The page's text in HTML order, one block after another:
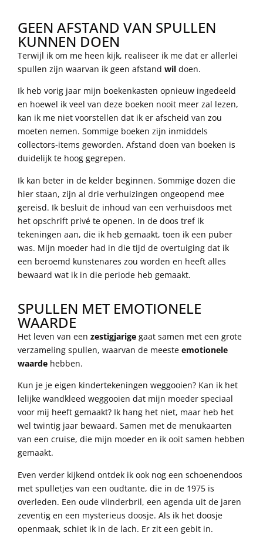
GEEN AFSTAND VAN SPULLEN
KUNNEN DOEN
Terwijl ik om me heen kijk, realiseer ik me dat er allerlei
spullen zijn waarvan ik geen afstand wil doen.
Ik heb vorig jaar mijn boekenkasten opnieuw ingedeeld
en hoewel ik veel van deze boeken nooit meer zal lezen,
kan ik me niet voorstellen dat ik er afscheid van zou
moeten nemen. Sommige boeken zijn inmiddels
collectors-items geworden. Afstand doen van boeken is
duidelijk te hoog gegrepen.
Ik kan beter in de kelder beginnen. Sommige dozen die
hier staan, zijn al drie verhuizingen ongeopend mee
gereisd. Ik besluit de inhoud van een verhuisdoos met
het opschrift privé te openen. In de doos tref ik
tekeningen aan, die ik heb gemaakt, toen ik een puber
was. Mijn moeder had in die tijd de overtuiging dat ik
een beroemd kunstenares zou worden en heeft alles
bewaard wat ik in die periode heb gemaakt.
SPULLEN MET EMOTIONELE
WAARDE
Het leven van een zestigjarige gaat samen met een grote
verzameling spullen, waarvan de meeste emotionele
waarde hebben.
Kun je je eigen kindertekeningen weggooien? Kan ik het
lelijke wandkleed weggooien dat mijn moeder speciaal
voor mij heeft gemaakt? Ik hang het niet, maar heb het
wel twintig jaar bewaard. Samen met de menukaarten
van een cruise, die mijn moeder en ik ooit samen hebben
gemaakt.
Even verder kijkend ontdek ik ook nog een schoenendoos
met spulletjes van een oudtante, die in de 1975 is
overleden. Een oude vlinderbril, een agenda uit de jaren
zeventig en een mysterieus doosje. Als ik het doosje
openmaak, schiet ik in de lach. Er zit een gebit in.